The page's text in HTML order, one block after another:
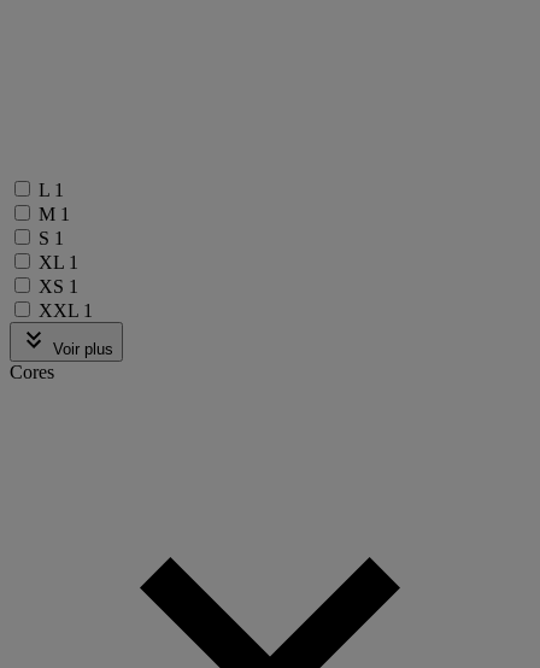
L 1
M 1
S 1
XL 1
XS 1
XXL 1
Voir plus
Cores